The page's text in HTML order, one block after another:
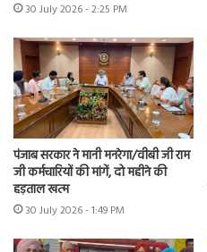
30 July 2026 - 2:25 PM
पंजाब सरकार ने मानी मनरेगा/वीबी जी राम
जी कर्मचारियों की मांगें, दो महीने की
हड़ताल खत्म
30 July 2026 - 1:49 PM